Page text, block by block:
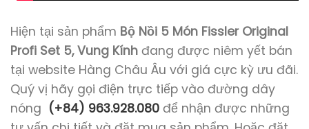
Hiện tại sản phẩm Bộ Nồi 5 Món Fissler Original
Profi Set 5, Vung Kính đang được niêm yết bán
tại website Hàng Châu Âu với giá cực kỳ ưu đãi.
Quý vị hãy gọi điện trực tiếp vào đường dây
nóng (+84) 963.928.080 để nhận được những